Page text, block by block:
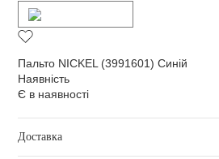
Додати в кошик
Пальто NICKEL (3991601) Синій
Наявність
Є в наявності
Доставка